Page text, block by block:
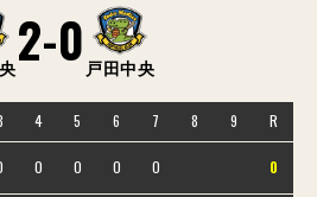
2-0 戸田中央
4 5 6 7 8 9 R
0 0 0 0 0